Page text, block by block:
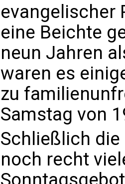
evangelischer
eine Beichte
neun Jahren
waren es
zu
Samstag von
Schließlich
noch recht